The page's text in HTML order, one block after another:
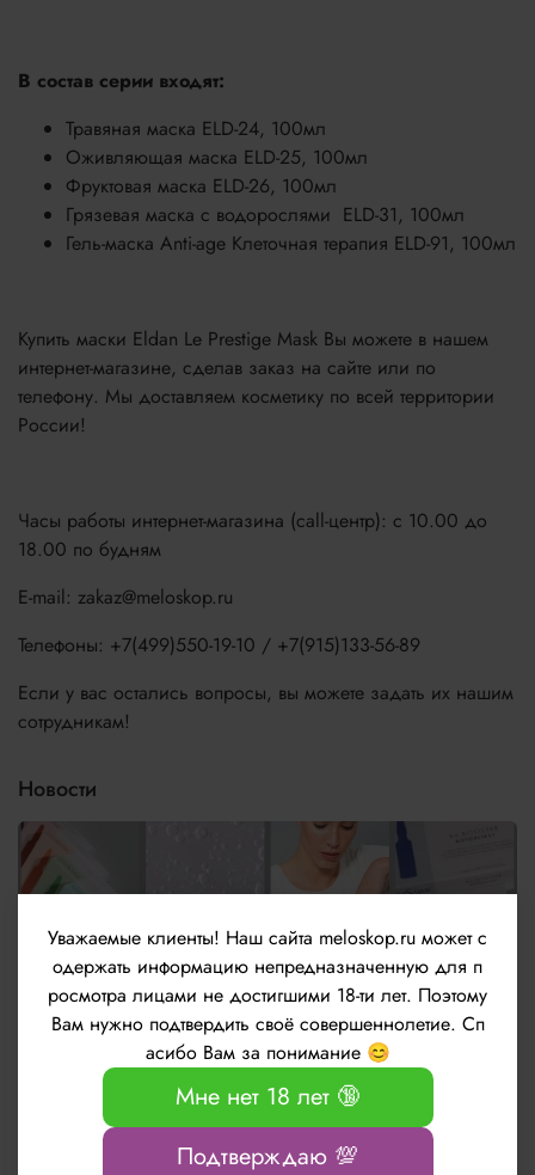
В состав серии входят:
Травяная маска ELD-24, 100мл
Оживляющая маска ELD-25, 100мл
Фруктовая маска ELD-26, 100мл
Грязевая маска с водорослями ELD-31, 100мл
Гель-маска Anti-age Клеточная терапия ELD-91, 100мл
Купить маски Eldan Le Prestige Mask Вы можете в нашем
интернет-магазине, сделав заказ на сайте или по
телефону. Мы доставляем косметику по всей территории
России!
Часы работы интернет-магазина (call-центр): с 10.00 до
18.00 по будням
E-mail: zakaz@meloskop.ru
Телефоны: +7(499)550-19-10 / +7(915)133-56-89
Если у вас остались вопросы, вы можете задать их нашим
сотрудникам!
Новости
Новые ампульные препараты be.Booster от
бренда LeviSsime
Уважаемые клиенты! Наш сайта meloskop.ru может с
одержать информацию непредназначенную для п
росмотра лицами не достигшими 18-ти лет. Поэтому
Вам нужно подтвердить своё совершеннолетие. Сп
асибо Вам за понимание 😊
Мне нет 18 лет 🔞
Подтверждаю 💯